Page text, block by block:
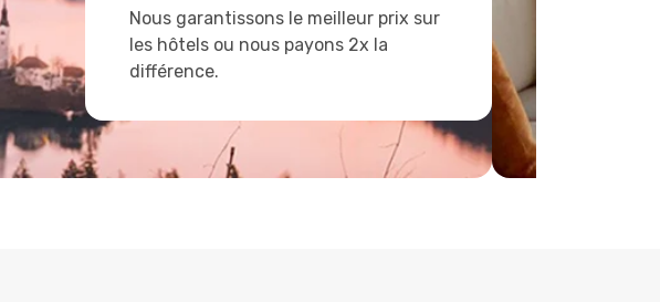
Nous garantissons le meilleur prix sur
les hôtels ou nous payons 2x la
différence.